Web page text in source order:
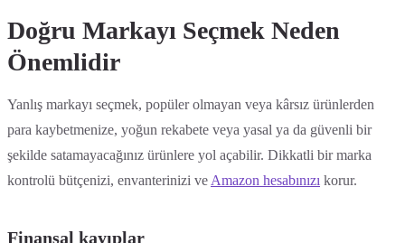
Doğru Markayı Seçmek Neden
Önemlidir
Yanlış markayı seçmek, popüler olmayan veya kârsız ürünlerden
para kaybetmenize, yoğun rekabete veya yasal ya da güvenli bir
şekilde satamayacağınız ürünlere yol açabilir. Dikkatli bir marka
kontrolü bütçenizi, envanterinizi ve Amazon hesabınızı korur.
Finansal kayıplar